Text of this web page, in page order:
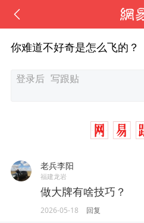
你难道不好奇是怎么飞的？
老兵李阳
福建龙岩
做大牌有啥技巧？
2026-05-18 回复